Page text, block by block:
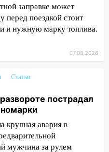
Ульяновской
детские
прокурорской
на
в Ульяновске
на
заправке может
перед поездкой стоит
и нужную марку топлива.
07.08.2026
Статьи
пострадал
крупная авария в
мужчина за рулем